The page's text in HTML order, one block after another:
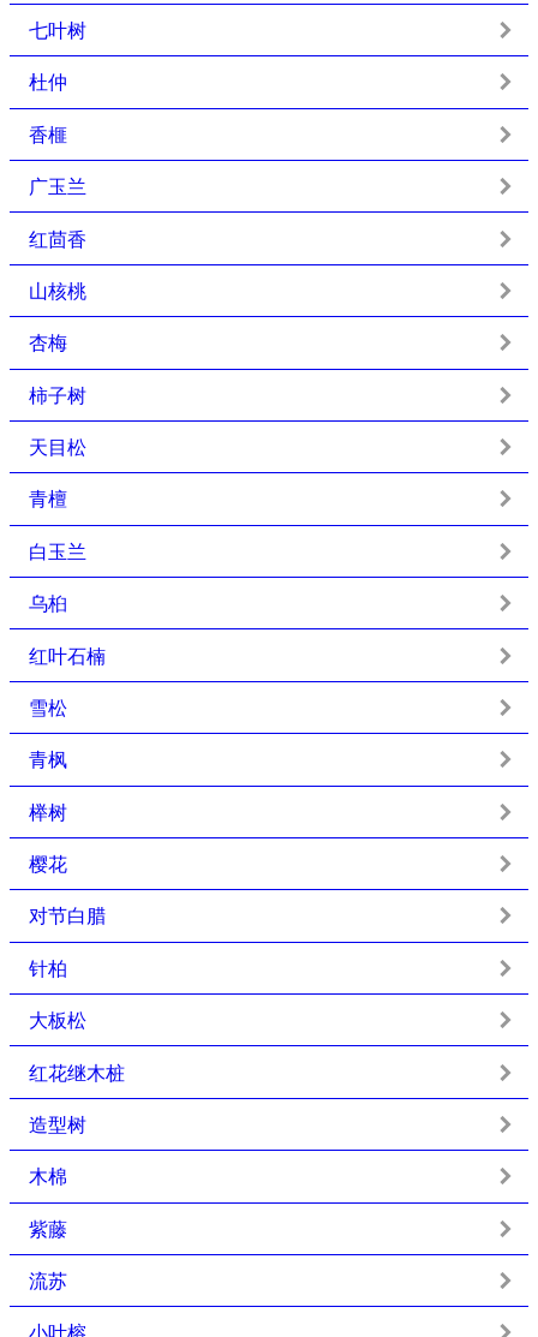
七叶树
杜仲
香榧
广玉兰
红茴香
山核桃
杏梅
柿子树
天目松
青檀
白玉兰
乌桕
红叶石楠
雪松
青枫
榉树
樱花
对节白腊
针柏
大板松
红花继木桩
造型树
木棉
紫藤
流苏